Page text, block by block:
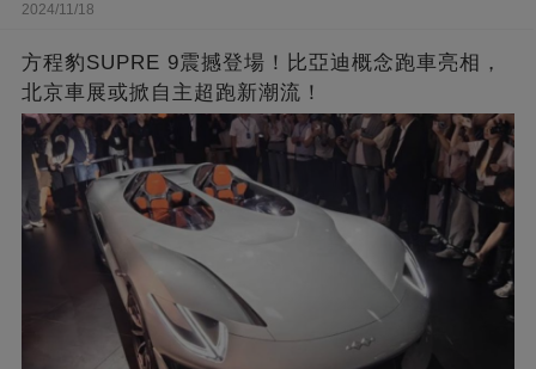
2024/11/18
方程豹SUPRE 9震撼登場！比亞迪概念跑車亮相，
北京車展或掀自主超跑新潮流！